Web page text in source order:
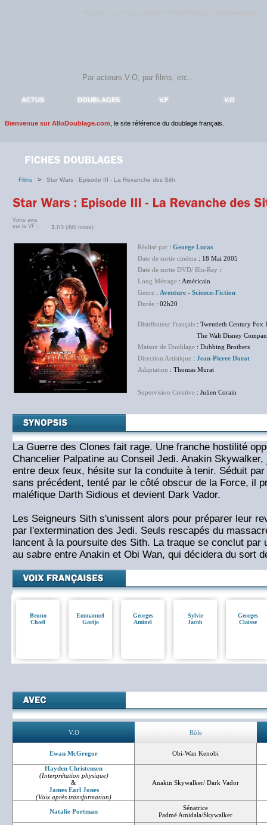
ACTUS DOUBLAGES V.F V.O
Bienvenue sur AlloDoublage.com , le site référence du doublage français.
Films > Star Wars : Episode III - La Revanche des Sith
Votre avis
sur la VF :
3.7/5 (490 notes)
Réalisé par : George Lucas
Date de sortie cinéma : 18 Mai 2005
Date de sortie DVD/ Blu-Ray :
Long Métrage : Américain
Genre : Aventure - Science-Fiction
Durée : 02h20
Distributeur Français : Twentieth Century Fox
The Walt Disney Company
Maison de Doublage : Dubbing Brothers
Direction Artistique : Jean-Pierre Dorat
Adaptation : Thomas Murat
Supervision Créative : Julien Corain
La Guerre des Clones fait rage. Une franche hostilité
Chancelier Palpatine au Conseil Jedi. Anakin
entre deux feux, hésite sur la conduite à tenir. Séduit
sans précédent, tenté par le côté obscur de la Force, il
maléfique Darth Sidious et devient Dark Vador.
Les Seigneurs Sith s'unissent alors pour préparer leur
par l'extermination des Jedi. Seuls rescapés du
lancent à la poursuite des Sith. La traque se conclut par
au sabre entre Anakin et Obi Wan, qui décidera du sort
Bruno
Choël
Emmanuel
Garijo
Georges
Aminel
Sylvie
Jacob
Georges
Claisse
V.O Rôle
Ewan McGregor Obi-Wan Kenobi
Hayden Christensen
(Interprétation physique)
&
James Earl Jones
(Voix après transformation)
Anakin Skywalker/ Dark Vador
Natalie Portman
Sénatrice
Padmé Amidala/Skywalker